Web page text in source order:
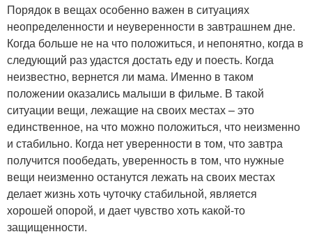
Порядок в вещах особенно важен в ситуациях
неопределенности и неуверенности в завтрашнем дне.
Когда больше не на что положиться, и непонятно, когда в
следующий раз удастся достать еду и поесть. Когда
неизвестно, вернется ли мама. Именно в таком
положении оказались малыши в фильме. В такой
ситуации вещи, лежащие на своих местах – это
единственное, на что можно положиться, что неизменно
и стабильно. Когда нет уверенности в том, что завтра
получится пообедать, уверенность в том, что нужные
вещи неизменно останутся лежать на своих местах
делает жизнь хоть чуточку стабильной, является
хорошей опорой, и дает чувство хоть какой-то
защищенности.